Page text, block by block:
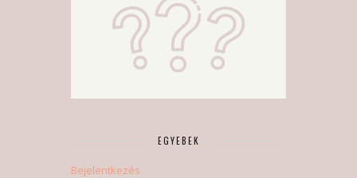
EGYEBEK
Bejelentkezés